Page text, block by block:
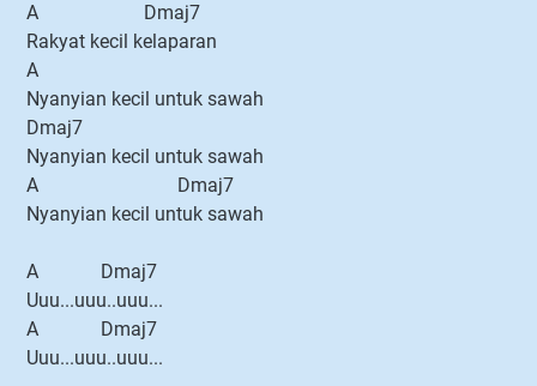
A Dmaj7
Rakyat kecil kelaparan
A
Nyanyian kecil untuk sawah
Dmaj7
Nyanyian kecil untuk sawah
A Dmaj7
Nyanyian kecil untuk sawah
A Dmaj7
Uuu...uuu..uuu...
A Dmaj7
Uuu...uuu..uuu...